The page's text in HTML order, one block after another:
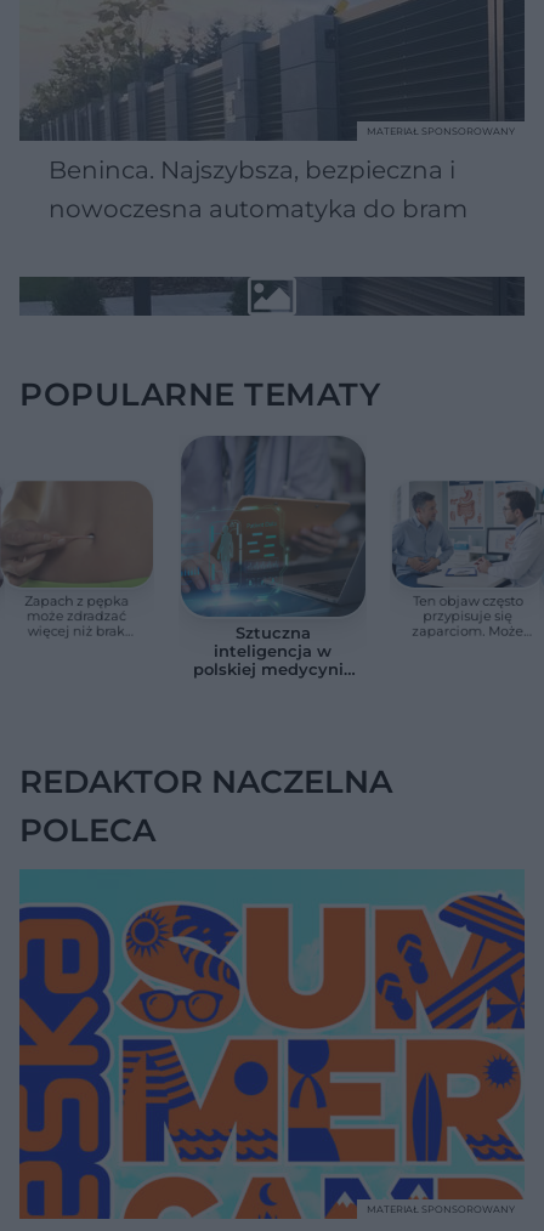
Beninca. Najszybsza, bezpieczna i
nowoczesna automatyka do bram
MATERIAŁ SPONSOROWANY
POPULARNE TEMATY
Zapach z pępka
może zdradzać
więcej niż brak
Sztuczna
inteligencja w
polskiej medycynie
Ten objaw często
przypisuje się
zaparciom. Może
REDAKTOR NACZELNA
POLECA
MATERIAŁ SPONSOROWANY